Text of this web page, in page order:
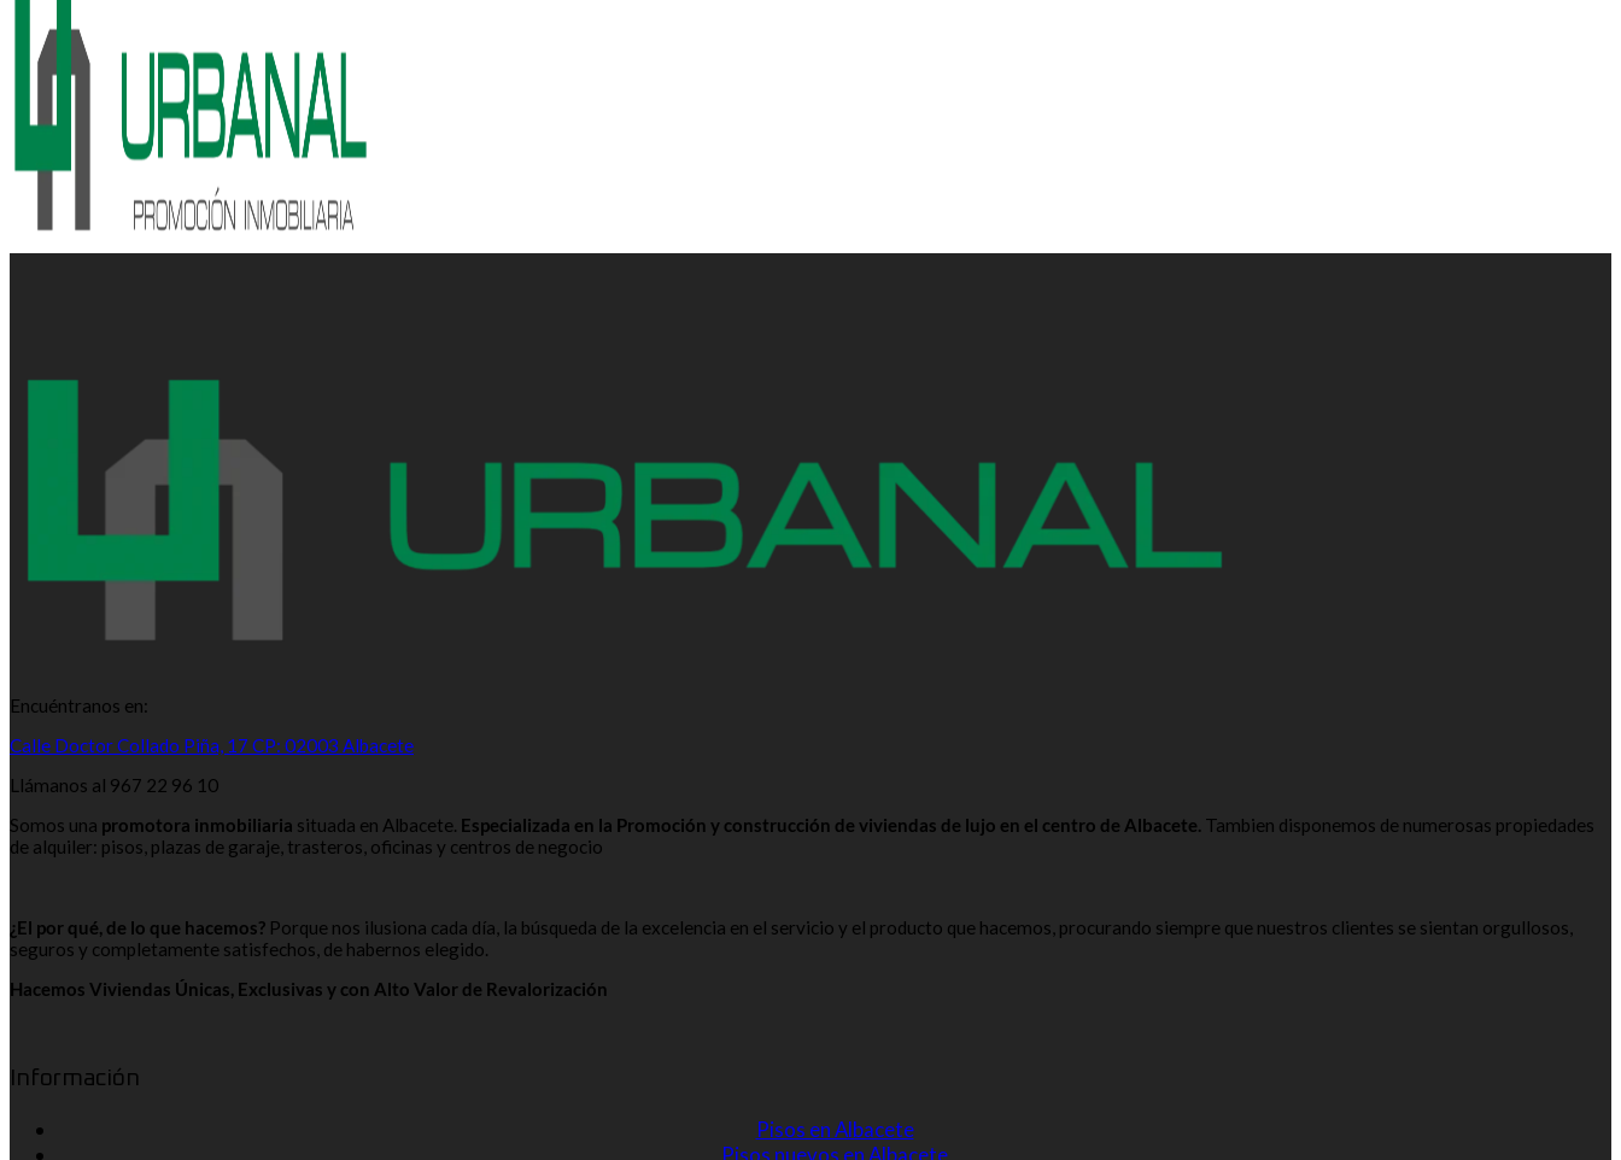
Encuéntranos en:
Calle Doctor Collado Piña, 17 CP: 02003 Albacete
Llámanos al 967 22 96 10
Somos una promotora inmobiliaria situada en Albacete. Especializada en la Promoción y construcción de viviendas de lujo en el centro de Albacete. Tambien disponemos de numerosas propiedades
de alquiler: pisos, plazas de garaje, trasteros, oficinas y centros de negocio
¿El por qué, de lo que hacemos? Porque nos ilusiona cada día, la búsqueda de la excelencia en el servicio y el producto que hacemos, procurando siempre que nuestros clientes se sientan orgullosos,
seguros y completamente satisfechos, de habernos elegido.
Hacemos Viviendas Únicas, Exclusivas y con Alto Valor de Revalorización
Información
Pisos en Albacete
Pisos nuevos en Albacete